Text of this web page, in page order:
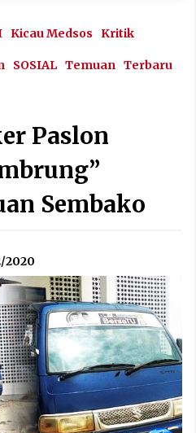
Kicau Medsos Kritik
SOSIAL Temuan Terbaru
Paslon
Sembako
2020